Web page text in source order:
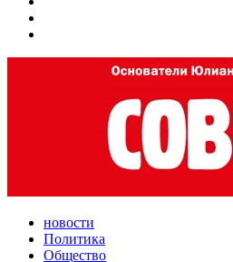
новости
Политика
Общество